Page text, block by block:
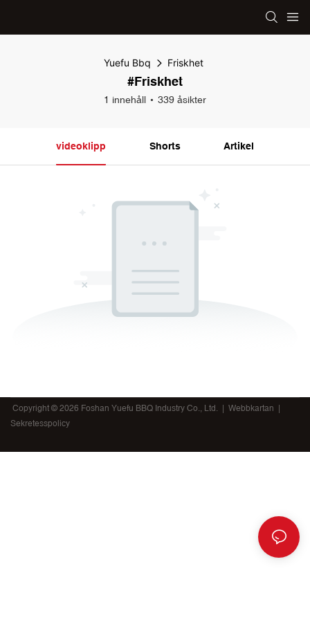
Yuefu Bbq Friskhet
#Friskhet
1 innehåll 339 åsikter
videoklipp Shorts Artikel
Copyright © 2026 Foshan Yuefu BBQ Industry Co., Ltd. | Webbkartan
Sekretesspolicy